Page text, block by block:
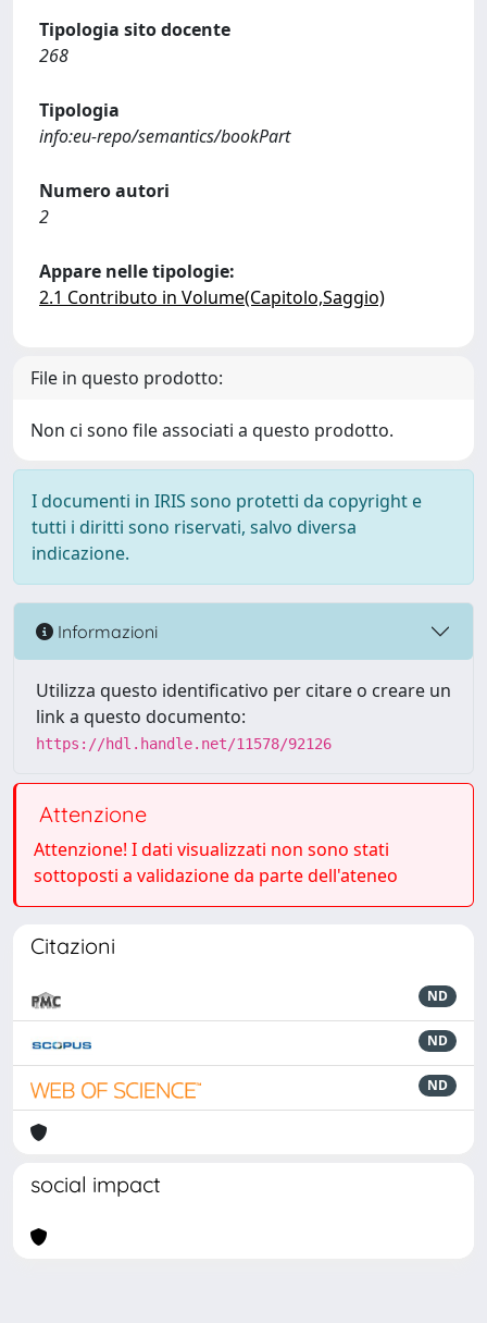
Tipologia sito docente
268
Tipologia
info:eu-repo/semantics/bookPart
Numero autori
2
Appare nelle tipologie:
2.1 Contributo in Volume(Capitolo,Saggio)
File in questo prodotto:
Non ci sono file associati a questo prodotto.
I documenti in IRIS sono protetti da copyright e
tutti i diritti sono riservati, salvo diversa
indicazione.
Informazioni
Utilizza questo identificativo per citare o creare un
link a questo documento:
https://hdl.handle.net/11578/92126
Attenzione
Attenzione! I dati visualizzati non sono stati
sottoposti a validazione da parte dell'ateneo
Citazioni
ND
ND
ND
social impact